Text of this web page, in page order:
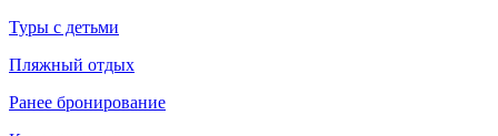
Туры с детьми
Пляжный отдых
Ранее бронирование